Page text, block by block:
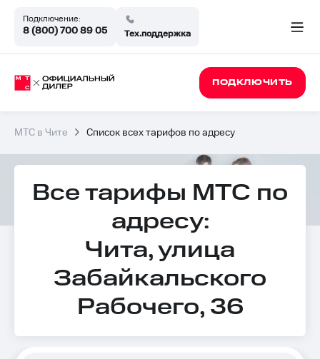
Подключение:
8 (800) 700 89 05 Тех.поддержка
ПОДКЛЮЧИТЬ
МТС в Чите Список всех тарифов по адресу
Все тарифы МТС по
адресу:
Чита, улица
Забайкальского
Рабочего, 36